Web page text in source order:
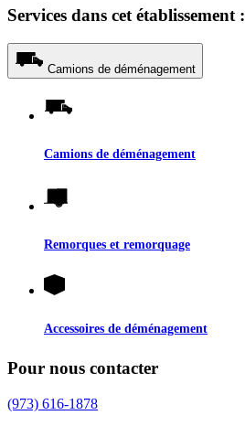
Services dans cet établissement :
Camions de déménagement
Camions de déménagement
Remorques et remorquage
Accessoires de déménagement
Pour nous contacter
(973) 616-1878